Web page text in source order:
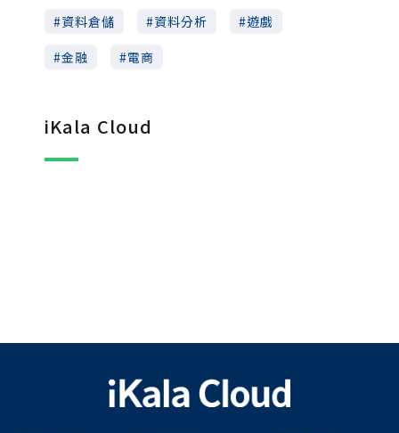
資料倉儲
資料分析
遊戲
金融
電商
iKala Cloud